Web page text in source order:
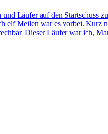
Läufer auf den Startschuss
Meilen war es vorbei. Kurz
Dieser Läufer war ich,